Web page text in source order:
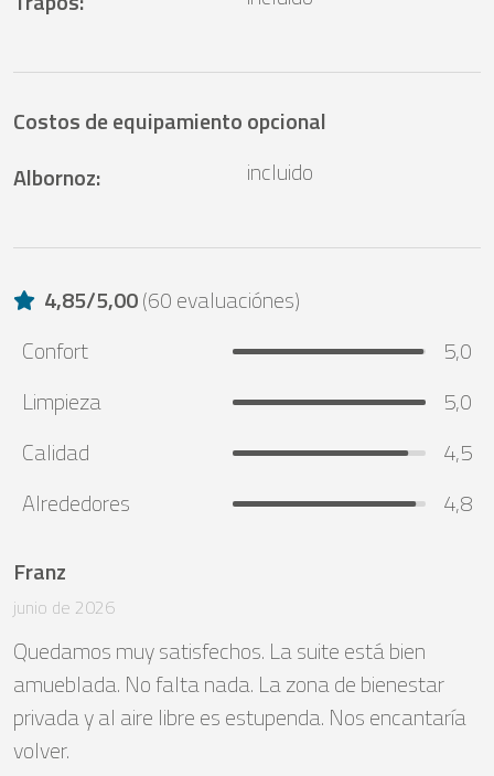
Costos de equipamiento opcional
Albornoz: incluido
4,85/5,00(60 evaluaciónes)
Confort
5,0
Limpieza
5,0
Calidad
4,5
Alrededores
4,8
Franz
junio de 2026
Quedamos muy satisfechos. La suite está bien
amueblada. No falta nada. La zona de bienestar
privada y al aire libre es estupenda. Nos encantaría
volver.